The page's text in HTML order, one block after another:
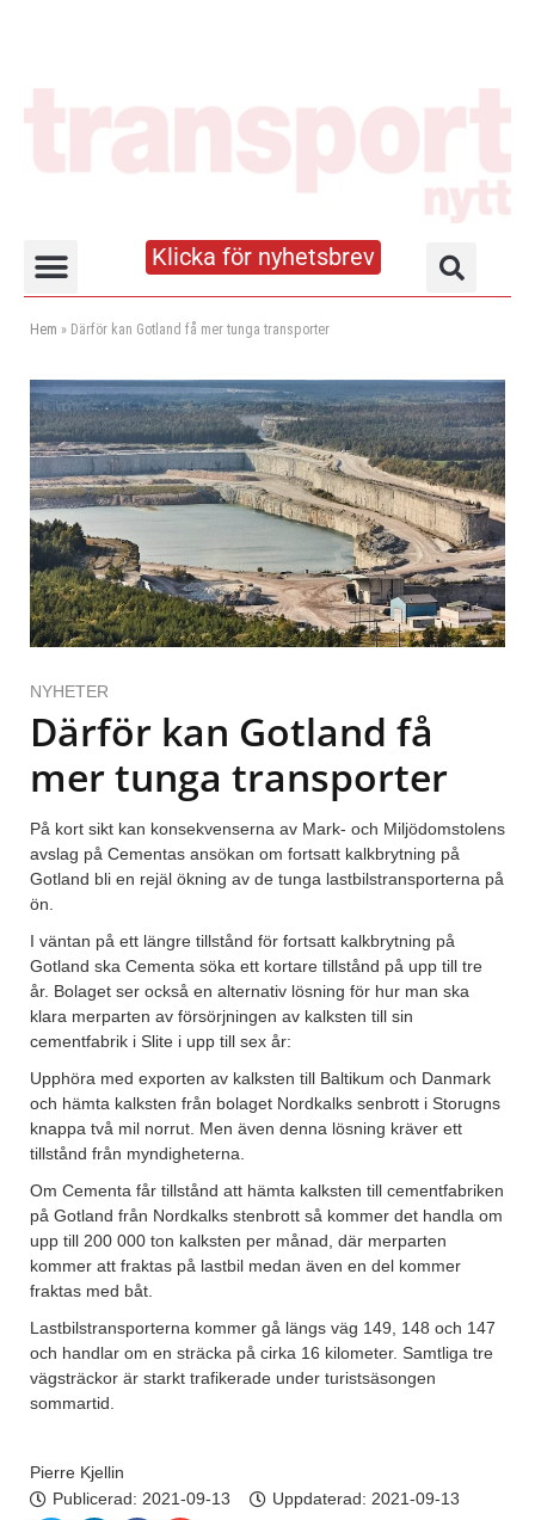
Klicka för nyhetsbrev
Hem » Därför kan Gotland få mer tunga transporter
NYHETER
Därför kan Gotland få
mer tunga transporter
På kort sikt kan konsekvenserna av Mark- och Miljödomstolens
avslag på Cementas ansökan om fortsatt kalkbrytning på
Gotland bli en rejäl ökning av de tunga lastbilstransporterna på
ön.
I väntan på ett längre tillstånd för fortsatt kalkbrytning på
Gotland ska Cementa söka ett kortare tillstånd på upp till tre
år. Bolaget ser också en alternativ lösning för hur man ska
klara merparten av försörjningen av kalksten till sin
cementfabrik i Slite i upp till sex år:
Upphöra med exporten av kalksten till Baltikum och Danmark
och hämta kalksten från bolaget Nordkalks senbrott i Storugns
knappa två mil norrut. Men även denna lösning kräver ett
tillstånd från myndigheterna.
Om Cementa får tillstånd att hämta kalksten till cementfabriken
på Gotland från Nordkalks stenbrott så kommer det handla om
upp till 200 000 ton kalksten per månad, där merparten
kommer att fraktas på lastbil medan även en del kommer
fraktas med båt.
Lastbilstransporterna kommer gå längs väg 149, 148 och 147
och handlar om en sträcka på cirka 16 kilometer. Samtliga tre
vägsträckor är starkt trafikerade under turistsäsongen
sommartid.
Pierre Kjellin
Publicerad: 2021-09-13 Uppdaterad: 2021-09-13